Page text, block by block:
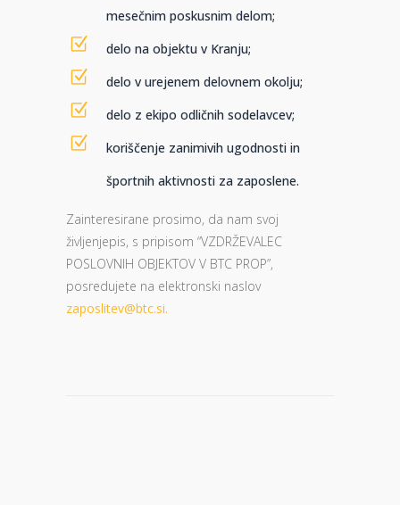
mesečnim poskusnim delom;
delo na objektu v Kranju;
delo v urejenem delovnem okolju;
delo z ekipo odličnih sodelavcev;
koriščenje zanimivih ugodnosti in
športnih aktivnosti za zaposlene.
Zainteresirane prosimo, da nam svoj
življenjepis, s pripisom “VZDRŽEVALEC
POSLOVNIH OBJEKTOV V BTC PROP”,
posredujete na elektronski naslov
zaposlitev@btc.si.